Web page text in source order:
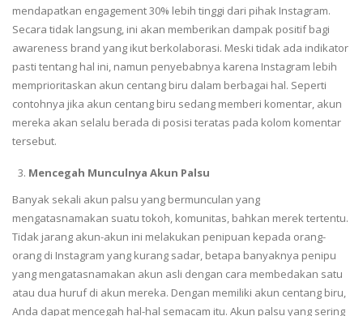
mendapatkan engagement 30% lebih tinggi dari pihak Instagram.
Secara tidak langsung, ini akan memberikan dampak positif bagi
awareness brand yang ikut berkolaborasi. Meski tidak ada indikator
pasti tentang hal ini, namun penyebabnya karena Instagram lebih
memprioritaskan akun centang biru dalam berbagai hal. Seperti
contohnya jika akun centang biru sedang memberi komentar, akun
mereka akan selalu berada di posisi teratas pada kolom komentar
tersebut.
Mencegah Munculnya Akun Palsu
Banyak sekali akun palsu yang bermunculan yang
mengatasnamakan suatu tokoh, komunitas, bahkan merek tertentu.
Tidak jarang akun-akun ini melakukan penipuan kepada orang-
orang di Instagram yang kurang sadar, betapa banyaknya penipu
yang mengatasnamakan akun asli dengan cara membedakan satu
atau dua huruf di akun mereka. Dengan memiliki akun centang biru,
Anda dapat mencegah hal-hal semacam itu. Akun palsu yang sering